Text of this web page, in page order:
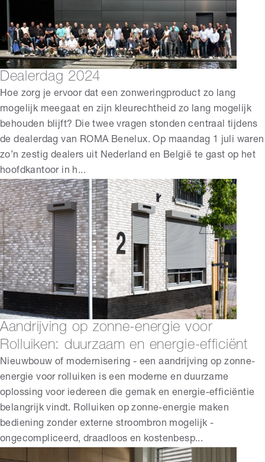
Dealerdag 2024
Hoe zorg je ervoor dat een zonweringproduct zo lang
mogelijk meegaat en zijn kleurechtheid zo lang mogelijk
behouden blijft? Die twee vragen stonden centraal tijdens
de dealerdag van ROMA Benelux. Op maandag 1 juli waren
zo’n zestig dealers uit Nederland en België te gast op het
hoofdkantoor in h...
Aandrijving op zonne-energie voor
Rolluiken: duurzaam en energie-efficiënt
Nieuwbouw of modernisering - een aandrijving op zonne-
energie voor rolluiken is een moderne en duurzame
oplossing voor iedereen die gemak en energie-efficiëntie
belangrijk vindt. Rolluiken op zonne-energie maken
bediening zonder externe stroombron mogelijk -
ongecompliceerd, draadloos en kostenbesp...